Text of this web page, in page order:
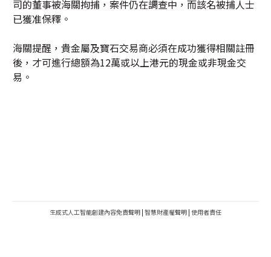
司的董事被海關拘捕，案件仍在調查中，而該名被捕人士
已獲准保釋。
海關提醒，貴金屬及寶石交易商必須在成功獲得相關註冊
後，才可進行總額為12萬或以上港元的現金或非現金交
易。
生成式人工智能創建內容免責聲明 | 智慧財產權聲明 | 使用者責任